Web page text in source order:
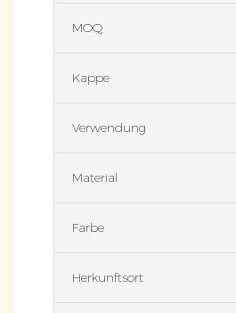
MOQ
Kappe
Verwendung
Material
Farbe
Herkunftsort